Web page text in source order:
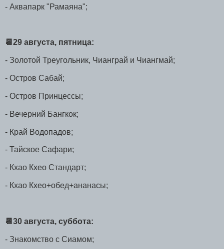
- Аквапарк "Рамаяна";
📆29 августа, пятница:
- Золотой Треугольник, Чианграй и Чиангмай;
- Остров Сабай;
- Остров Принцессы;
- Вечерний Бангкок;
- Край Водопадов;
- Тайское Сафари;
- Кхао Кхео Стандарт;
- Кхао Кхео+обед+ананасы;
📆30 августа, суббота:
- Знакомство с Сиамом;